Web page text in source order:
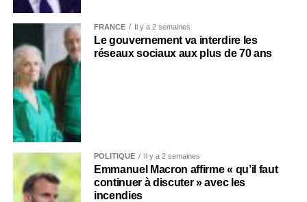
FRANCE Il y a 2 semaines
Le gouvernement va interdire les
réseaux sociaux aux plus de 70 ans
POLITIQUE Il y a 2 semaines
Emmanuel Macron affirme « qu’il faut
continuer à discuter » avec les
incendies